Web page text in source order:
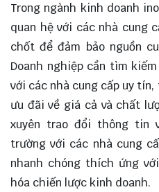
Trong ngành kinh doanh
quan hệ với các nhà cung
chốt để đảm bảo nguồn
Doanh nghiệp cần tìm
với các nhà cung cấp uy
ưu đãi về giá cả và chất
xuyên trao đổi thông tin
trường với các nhà cung
nhanh chóng thích ứng
hóa chiến lược kinh doanh.